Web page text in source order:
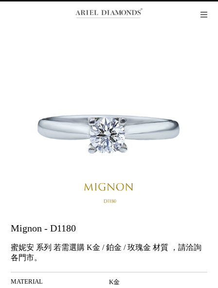
Mignon - D1180
蜜妮安 系列 若需選購 K金 / 鉑金 / 玫瑰金 材質 ，請洽詢
各門市。
MATERIAL K金